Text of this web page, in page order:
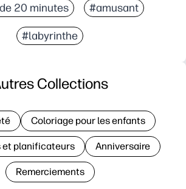
20 minutes #amusant
#labyrinthe
Collections
Coloriage pour les enfants
et planificateurs Anniversaire
Remerciements